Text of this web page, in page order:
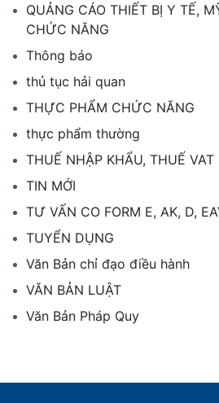
QUẢNG CÁO THIẾT BỊ Y TẾ,
CHỨC NĂNG
Thông báo
thủ tục hải quan
THỰC PHẨM CHỨC NĂNG
thực phẩm thường
THUẾ NHẬP KHẨU, THUẾ VAT
TIN MỚI
TƯ VẤN CO FORM E, AK, D,
TUYỂN DỤNG
Văn Bản chỉ đạo điều hành
VĂN BẢN LUẬT
Văn Bản Pháp Quy